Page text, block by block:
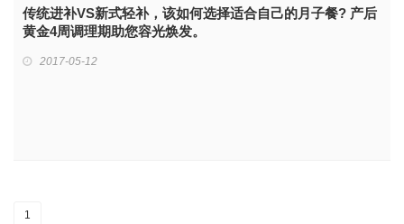
传统进补VS新式轻补，该如何选择适合自己的月子餐? 产后
黄金4周调理期助您容光焕发。
2017-05-12
1